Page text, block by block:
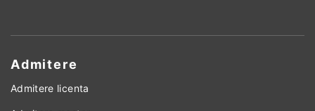
Admitere
Admitere licenta